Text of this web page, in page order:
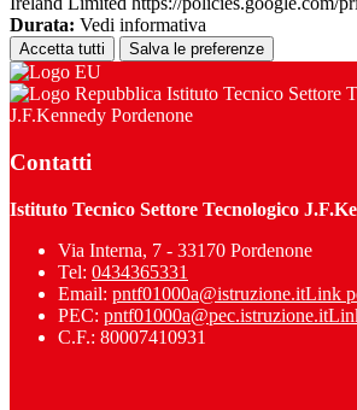
Durata: Vedi informativa
Accetta tutti Salva le preferenze
Istituto Tecnico Settore
J.F.Kennedy Pordenone
Contatti
Istituto Tecnico Settore Tecnologico
Via Interna, 7 - 33170 Pordenone
Tel: 0434365331
Email: pntf01000a@istruzione.itLink
PEC: pntf01000a@pec.istruzione.it
C.F.: 80007410931